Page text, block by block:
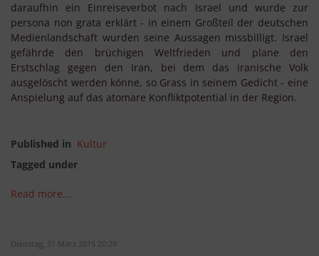
daraufhin ein Einreiseverbot nach Israel und wurde zur
persona non grata erklärt - in einem Großteil der deutschen
Medienlandschaft wurden seine Aussagen missbilligt. Israel
gefährde den brüchigen Weltfrieden und plane den
Erstschlag gegen den Iran, bei dem das iranische Volk
ausgelöscht werden könne, so Grass in seinem Gedicht - eine
Anspielung auf das atomare Konfliktpotential in der Region.
Published in Kultur
Tagged under
Read more...
Dienstag, 31 März 2015 20:29